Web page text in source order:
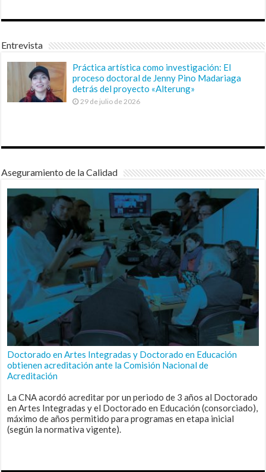
Entrevista
Práctica artística como investigación: El
proceso doctoral de Jenny Pino Madariaga
detrás del proyecto «Alterung»
29 de julio de 2026
Aseguramiento de la Calidad
Doctorado en Artes Integradas y Doctorado en Educación
obtienen acreditación ante la Comisión Nacional de
Acreditación
La CNA acordó acreditar por un periodo de 3 años al Doctorado
en Artes Integradas y el Doctorado en Educación (consorciado),
máximo de años permitido para programas en etapa inicial
(según la normativa vigente).